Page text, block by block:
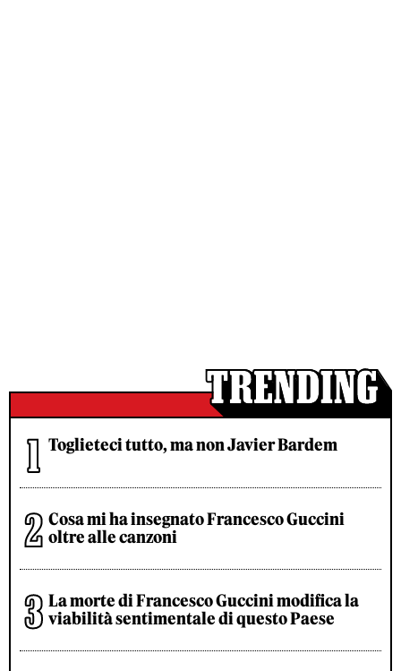
Toglieteci tutto, ma non Javier Bardem
Cosa mi ha insegnato Francesco Guccini
oltre alle canzoni
La morte di Francesco Guccini modifica la
viabilità sentimentale di questo Paese